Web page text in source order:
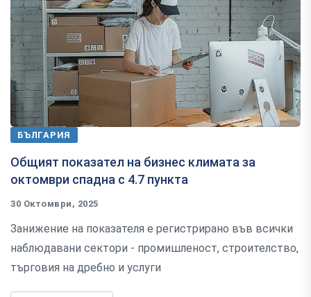
БЪЛГАРИЯ
Общият показател на бизнес климата за
октомври спадна с 4.7 пункта
30 Октомври, 2025
Занижение на показателя е регистрирано във всички
наблюдавани сектори - промишленост, строителство,
търговия на дребно и услуги